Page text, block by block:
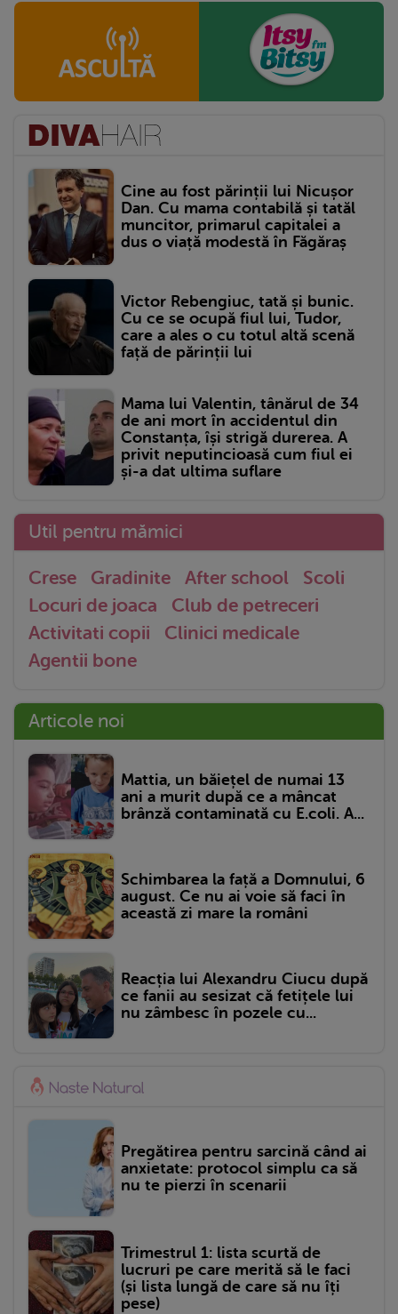
Cine au fost părinții lui Nicușor
Dan. Cu mama contabilă și tatăl
muncitor, primarul capitalei a
dus o viață modestă în Făgăraș
Victor Rebengiuc, tată și bunic.
Cu ce se ocupă fiul lui, Tudor,
care a ales o cu totul altă scenă
față de părinții lui
Mama lui Valentin, tânărul de 34
de ani mort în accidentul din
Constanța, își strigă durerea. A
privit neputincioasă cum fiul ei
și-a dat ultima suflare
Util pentru mămici
Crese Gradinite After school
Scoli
Locuri de joaca
Club de petreceri
Activitati copii
Clinici medicale
Agentii bone
Articole noi
Mattia, un băiețel de numai 13
ani a murit după ce a mâncat
brânză contaminată cu E.coli. A...
Schimbarea la față a Domnului, 6
august. Ce nu ai voie să faci în
această zi mare la români
Reacția lui Alexandru Ciucu după
ce fanii au sesizat că fetițele lui
nu zâmbesc în pozele cu...
Pregătirea pentru sarcină când ai
anxietate: protocol simplu ca să
nu te pierzi în scenarii
Trimestrul 1: lista scurtă de
lucruri pe care merită să le faci
(și lista lungă de care să nu îți
pese)